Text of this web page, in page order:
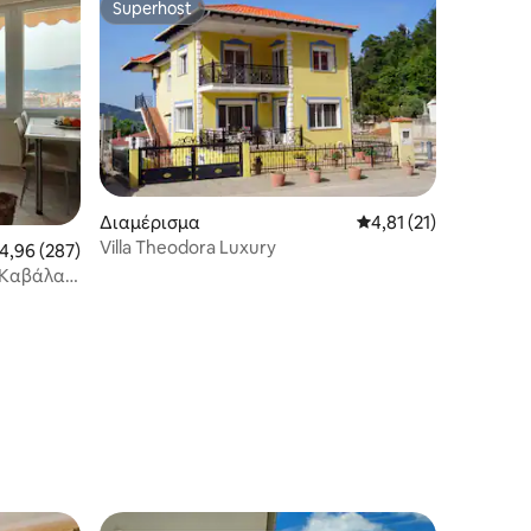
βαθμολογία: 4,96 στα 5, 287 κριτικές
4,96 (287)
Superhost
Superhost
Διαμέρισμα Μέση βαθμολογία:
4,81 (21)
Villa Theodora Luxury